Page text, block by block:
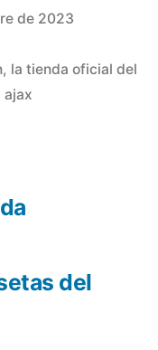
de 2023
, la tienda oficial del
ajax
del